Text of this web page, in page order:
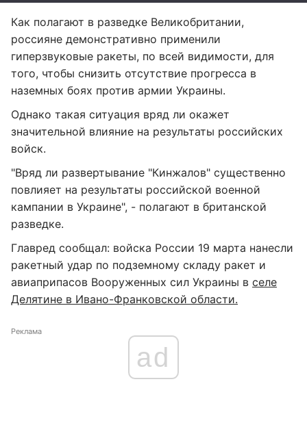
Как полагают в разведке Великобритании,
россияне демонстративно применили
гиперзвуковые ракеты, по всей видимости, для
того, чтобы снизить отсутствие прогресса в
наземных боях против армии Украины.
Однако такая ситуация вряд ли окажет
значительной влияние на результаты российских
войск.
"Вряд ли развертывание "Кинжалов" существенно
повлияет на результаты российской военной
кампании в Украине", - полагают в британской
разведке.
Главред сообщал: войска России 19 марта нанесли
ракетный удар по подземному складу ракет и
авиаприпасов Вооруженных сил Украины в селе
Делятине в Ивано-Франковской области.
Реклама
ad